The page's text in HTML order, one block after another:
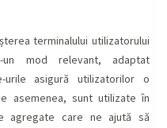
terminalului utilizatorului
un mod relevant, adaptat
urile asigură utilizatorilor o
asemenea, sunt utilizate în
agregate care ne ajută să